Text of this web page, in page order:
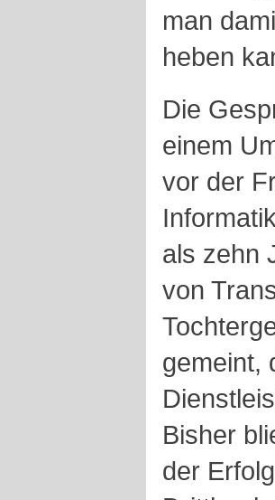
man
heben
Die
einem
vor der
als zehn
von
gemeint,
Bisher
der